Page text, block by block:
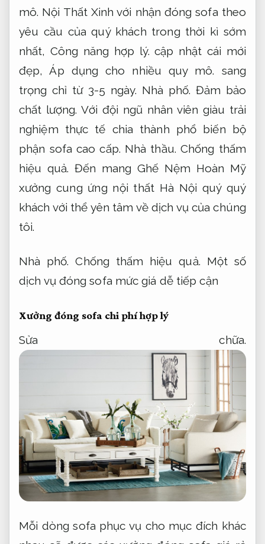
mô. Nội Thất Xinh với nhận đóng sofa theo
yêu cầu của quý khách trong thời kì sớm
nhất, Công năng hợp lý. cập nhật cái mới
đẹp,Áp dụng cho nhiều quy mô. sang
trọng chỉ từ 3-5 ngày. Nhà phố. Đảm bảo
chất lượng. Với đội ngũ nhân viên giàu trải
nghiệm thực tế chia thành phổ biến bộ
phận sofa cao cấp. Nhà thầu. Chống thấm
hiệu quả. Đến mang Ghế Nệm Hoàn Mỹ
xưởng cung ứng nội thất Hà Nội quý quý
khách với thể yên tâm về dịch vụ của chúng
tôi.
Nhà phố. Chống thấm hiệu quả. Một số
dịch vụ đóng sofa mức giá dễ tiếp cận
Xưởng đóng sofa chi phí hợp lý
Sửa chữa.
Mỗi dòng sofa phục vụ cho mục đích khác